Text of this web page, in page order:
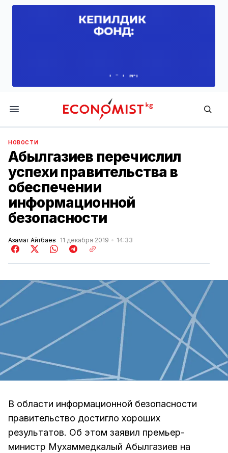
Economist.kg
НОВОСТИ
Абылгазиев перечислил
успехи правительства в
обеспечении
информационной
безопасности
Азамат Айтбаев 11 декабря 2019 14:33
В области информационной безопасности
правительство достигло хороших
результатов. Об этом заявил премьер-
министр Мухаммедкалый Абылгазиев на